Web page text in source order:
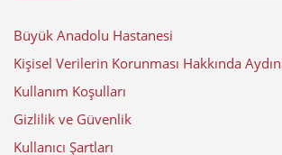
Büyük Anadolu Hastanesi
Kişisel Verilerin Korunması Hakkında
Kullanım Koşulları
Gizlilik ve Güvenlik
Kullanıcı Şartları